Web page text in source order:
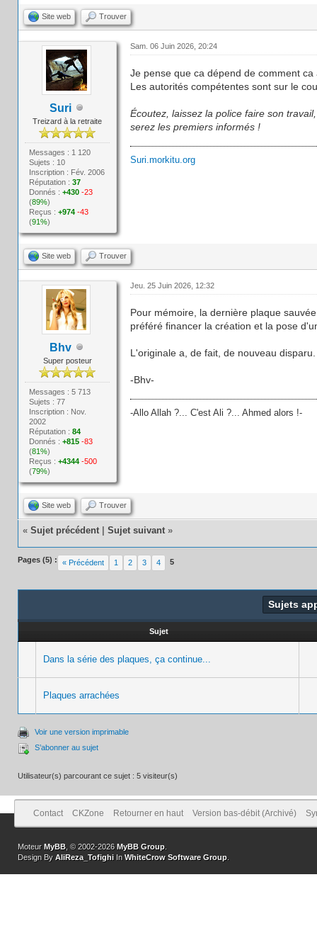
Site web Trouver
Suri
Treizard à la retraite
Messages : 1 120
Sujets : 10
Inscription : Fév. 2006
Réputation :37
Donnés :+430 -23
(89%)
Reçus :+974 -43
(91%)
Sam. 06 Juin 2026, 20:24
Je pense que ca dépend de comment
Les autorités compétentes sont sur le
Écoutez, laissez la police faire son
serez les premiers informés !
Suri.morkitu.org
Site web Trouver
Bhv
Super posteur
Messages : 5 713
Sujets : 77
Inscription : Nov.
2002
Réputation :84
Donnés :+815 -83
(81%)
Reçus :+4344 -500
(79%)
Jeu. 25 Juin 2026, 12:32
Pour mémoire, la dernière plaque
préféré financer la création et la pose
L'originale a, de fait, de nouveau disparu.
-Bhv-
-Allo Allah ?... C'est Ali ?... Ahmed alors !-
Site web Trouver
« Sujet précédent Sujet suivant »
Pages (5) : « Précédent 1 2 3 4 5
Sujets
Sujet
Dans la série des plaques, ça continue...
Plaques arrachées
Voir une version imprimable
S’abonner au sujet
Utilisateur(s) parcourant ce sujet : 5 visiteur(s)
Contact CKZone Retourner en haut Version bas-débit (Archivé)
Moteur MyBB , © 2002-2026MyBB Group
Design By AliReza_Tofighi In WhiteCrow Software Group